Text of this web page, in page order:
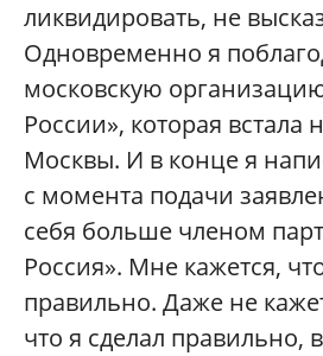
ликвидировать, не
Одновременно я
московскую
России», которая встала
Москвы. И в конце я
с момента подачи
себя больше членом
Россия». Мне кажется,
правильно. Даже не
что я сделал правильно,